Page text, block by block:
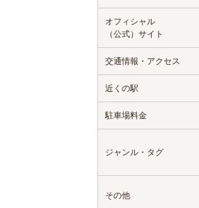
オフィシャル
（公式）サイト
交通情報・アクセス
近くの駅
駐車場料金
ジャンル・タグ
その他